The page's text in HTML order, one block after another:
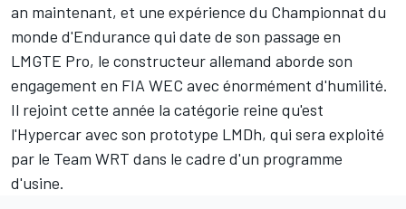
an maintenant, et une expérience du Championnat du
monde d'Endurance qui date de son passage en
LMGTE Pro, le constructeur allemand aborde son
engagement en FIA WEC avec énormément d'humilité.
Il rejoint cette année la catégorie reine qu'est
l'Hypercar avec son prototype LMDh, qui sera exploité
par le Team WRT dans le cadre d'un programme
d'usine.